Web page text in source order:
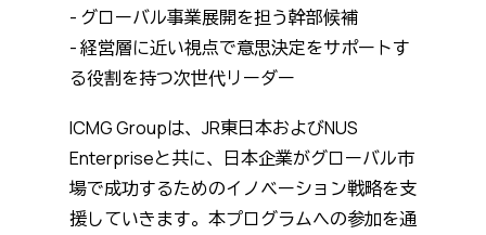
- グローバル事業展開を担う幹部候補
- 経営層に近い視点で意思決定をサポートす
る役割を持つ次世代リーダー
ICMG Groupは、JR東日本およびNUS
Enterpriseと共に、日本企業がグローバル市
場で成功するためのイノベーション戦略を支
援していきます。本プログラムへの参加を通